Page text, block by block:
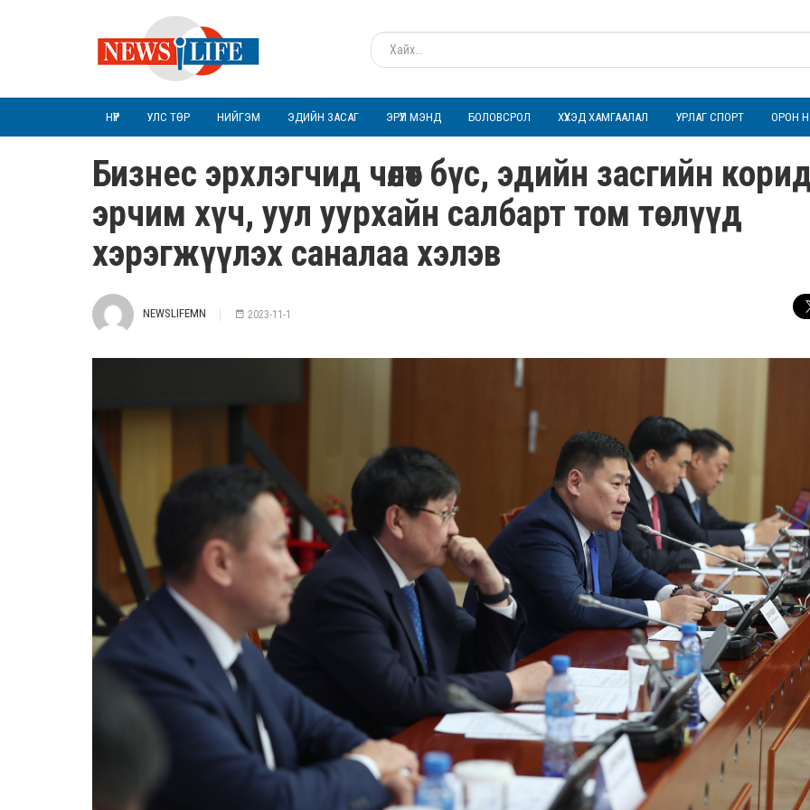
НҮҮР УЛС ТӨР НИЙГЭМ ЭДИЙН ЗАСАГ ЭРҮҮЛ МЭНД БОЛОВСРОЛ ХҮҮХЭД ХАМГААЛАЛ УРЛАГ СПОРТ ОРОН
Бизнес эрхлэгчид чөлөөт бүс, эдийн засгийн
эрчим хүч, уул уурхайн салбарт том төслүүд
хэрэгжүүлэх саналаа хэлэв
NEWSLIFEMN 2023-11-1